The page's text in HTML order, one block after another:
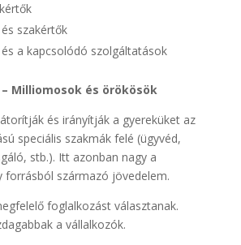
szakértők
a kapcsolódó szolgáltatások
Milliomosok és örökösök
és irányítják a gyereküket az
speciális szakmák felé (ügyvéd,
stb.). Itt azonban nagy a
forrásból származó jövedelem.
foglalkozást választanak.
a vállalkozók.